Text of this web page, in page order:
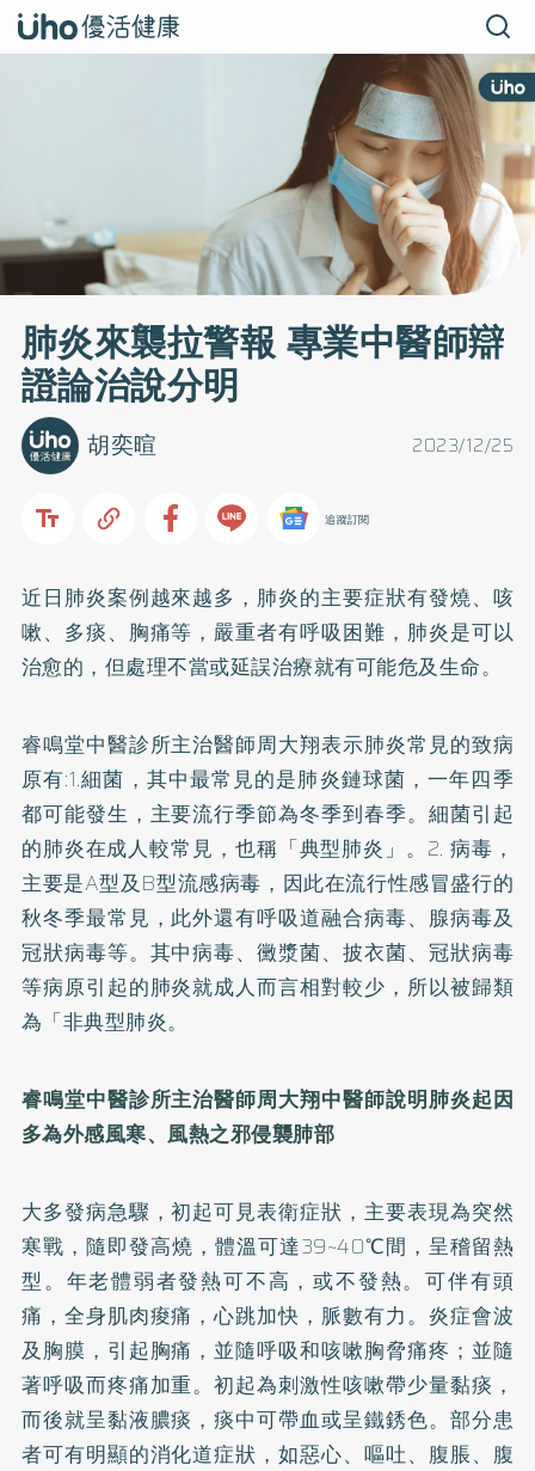
肺炎來襲拉警報 專業中醫師辯
證論治說分明
2023/12/25
胡奕暄
追蹤訂閱
近日肺炎案例越來越多，肺炎的主要症狀有發燒、咳
嗽、多痰、胸痛等，嚴重者有呼吸困難，肺炎是可以
治愈的，但處理不當或延誤治療就有可能危及生命。
睿鳴堂中醫診所主治醫師周大翔表示肺炎常見的致病
原有:1.細菌，其中最常見的是肺炎鏈球菌，一年四季
都可能發生，主要流行季節為冬季到春季。細菌引起
的肺炎在成人較常見，也稱「典型肺炎」。2. 病毒，
主要是A型及B型流感病毒，因此在流行性感冒盛行的
秋冬季最常見，此外還有呼吸道融合病毒、腺病毒及
冠狀病毒等。其中病毒、黴漿菌、披衣菌、冠狀病毒
等病原引起的肺炎就成人而言相對較少，所以被歸類
為「非典型肺炎。
睿鳴堂中醫診所主治醫師周大翔中醫師說明肺炎起因
多為外感風寒、風熱之邪侵襲肺部
大多發病急驟，初起可見表衛症狀，主要表現為突然
寒戰，隨即發高燒，體溫可達39~40℃間，呈稽留熱
型。年老體弱者發熱可不高，或不發熱。可伴有頭
痛，全身肌肉痠痛，心跳加快，脈數有力。炎症會波
及胸膜，引起胸痛，並隨呼吸和咳嗽胸脅痛疼；並隨
著呼吸而疼痛加重。初起為刺激性咳嗽帶少量黏痰，
而後就呈黏液膿痰，痰中可帶血或呈鐵銹色。部分患
者可有明顯的消化道症狀，如惡心、嘔吐、腹脹、腹